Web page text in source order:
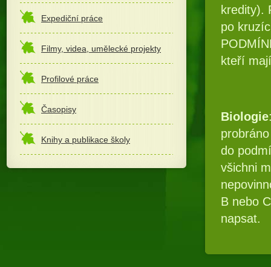
Expediční práce
Filmy, videa, umělecké projekty
Profilové práce
Časopisy
Knihy a publikace školy
kredity).
po
kteří
Biologie
do
všichni
B nebo
napsat.